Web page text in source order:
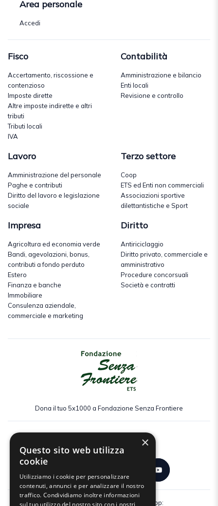
Area personale
Accedi
Fisco
Accertamento, riscossione e
contenzioso
Imposte dirette
Altre imposte indirette e altri
tributi
Tributi locali
IVA
Contabilità
Amministrazione e bilancio
Enti locali
Revisione e controllo
Lavoro
Amministrazione del personale
Paghe e contributi
Diritto del lavoro e legislazione
sociale
Terzo settore
Coop
ETS ed Enti non commerciali
Associazioni sportive
dilettantistiche e Sport
Impresa
Agricoltura ed economia verde
Bandi, agevolazioni, bonus,
contributi a fondo perduto
Estero
Finanza e banche
Immobiliare
Consulenza aziendale,
commerciale e marketing
Diritto
Antiriciclaggio
Diritto privato, commerciale e
amministrativo
Procedure concorsuali
Società e contratti
Dona il tuo 5x1000 a Fondazione Senza Frontiere
Scarica gratuitamente la nostra app:
×
Questo sito web utilizza
cookie
Utilizziamo i cookie per personalizzare
contenuti, annunci e per analizzare il nostro
traffico. Condividiamo inoltre informazioni
sul tuo utilizzo del nostro sito con i nostri